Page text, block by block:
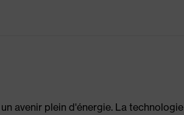
avenir plein d'énergie. La technologie